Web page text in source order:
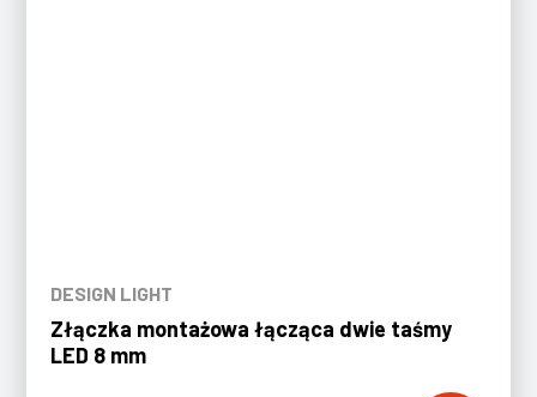
DESIGN LIGHT
Złączka montażowa łącząca dwie taśmy
LED 8 mm